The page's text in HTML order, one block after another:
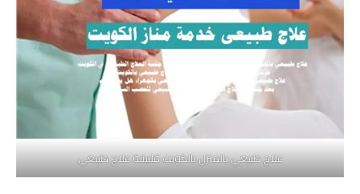
علاج طبيعي بالمنزل بالكويت فلبينية علاج طبيعي